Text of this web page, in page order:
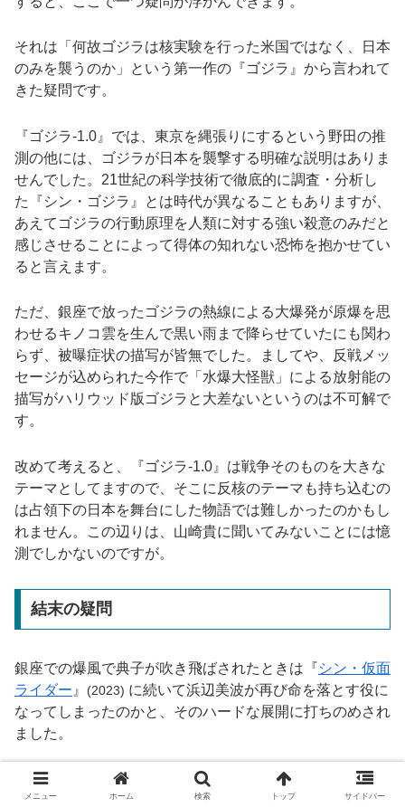
それは「何故ゴジラは核実験を行った米国ではなく、日本
のみを襲うのか」という第一作の『ゴジラ』から言われて
きた疑問です。
『ゴジラ-1.0』では、東京を縄張りにするという野田の推
測の他には、ゴジラが日本を襲撃する明確な説明はありま
せんでした。21世紀の科学技術で徹底的に調査・分析し
た『シン・ゴジラ』とは時代が異なることもありますが、
あえてゴジラの行動原理を人類に対する強い殺意のみだと
感じさせることによって得体の知れない恐怖を抱かせてい
ると言えます。
ただ、銀座で放ったゴジラの熱線による大爆発が原爆を思
わせるキノコ雲を生んで黒い雨まで降らせていたにも関わ
らず、被曝症状の描写が皆無でした。ましてや、反戦メッ
セージが込められた今作で「水爆大怪獣」による放射能の
描写がハリウッド版ゴジラと大差ないというのは不可解で
す。
改めて考えると、『ゴジラ-1.0』は戦争そのものを大きな
テーマとしてますので、そこに反核のテーマも持ち込むの
は占領下の日本を舞台にした物語では難しかったのかもし
れません。この辺りは、山崎貴に聞いてみないことには憶
測でしかないのですが。
結末の疑問
銀座での爆風で典子が吹き飛ばされたときは『シン・仮面
ライダー 』 (2023) に続いて浜辺美波が再び命を落とす役に
なってしまったのかと、そのハードな展開に打ちのめされ
ました。
ところが、帰還した敷島が澄子から受け取った電報で典子
が奇跡的に生存していたことが明らかになります。
メニュー ホーム 検索 トップ サイドバー